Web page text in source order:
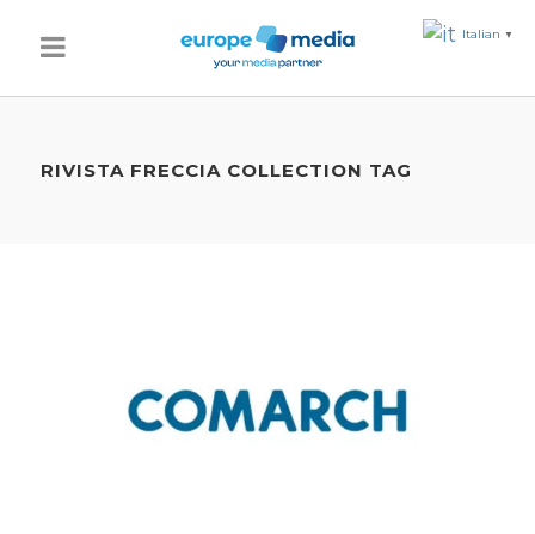
RIVISTA FRECCIA COLLECTION TAG
Italian ▼